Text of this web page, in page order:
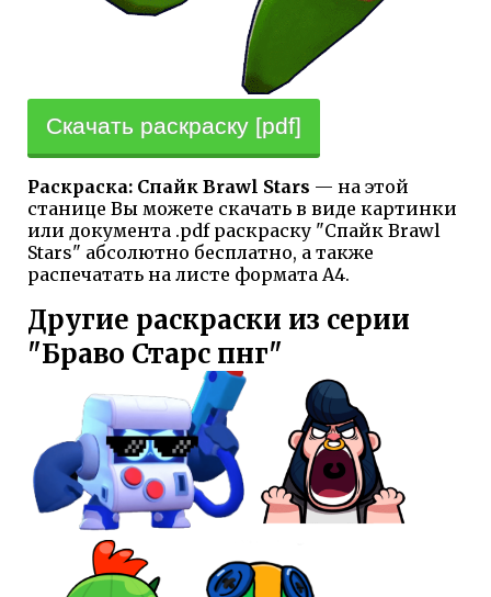
Скачать раскраску [pdf]
Раскраска: Спайк Brawl Stars — на этой
станице Вы можете скачать в виде картинки
или документа .pdf раскраску "Спайк Brawl
Stars" абсолютно бесплатно, а также
распечатать на листе формата А4.
Другие раскраски из серии
"Браво Старс пнг"